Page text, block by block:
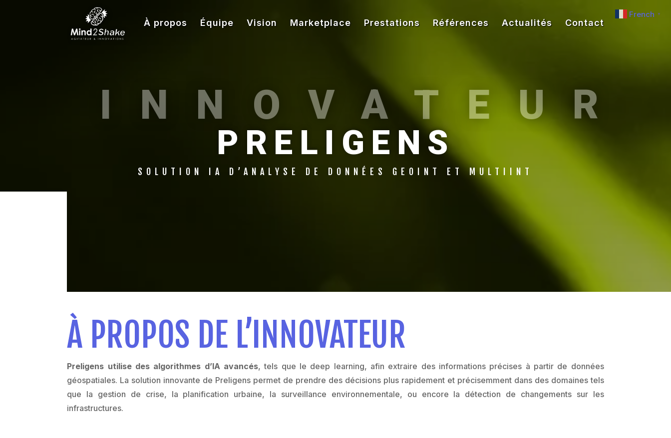
À propos Équipe Vision Marketplace Prestations Références Actualités Contact
INNOVATEUR
PRELIGENS
SOLUTION IA D’ANALYSE DE DONNÉES GEOINT ET MULTIINT
À PROPOS DE L’INNOVATEUR
Preligens utilise des algorithmes d’IA avancés, tels que le deep learning, afin extraire des informations précises à partir de données
géospatiales. La solution innovante de Preligens permet de prendre des décisions plus rapidement et précisemment dans des domaines tels
que la gestion de crise, la planification urbaine, la surveillance environnementale, ou encore la détection de changements sur les
infrastructures.
French ▼